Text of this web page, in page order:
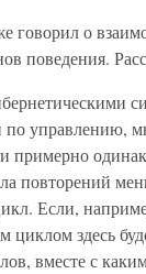
говорил о
поведения.
по управлению,
примерно
повторений
Если,
здесь
вместе с